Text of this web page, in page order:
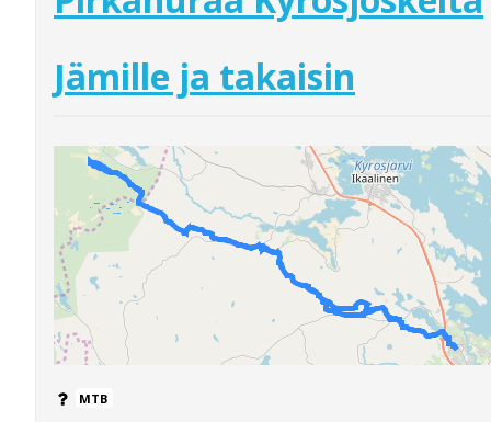
Jämille ja takaisin
MTB